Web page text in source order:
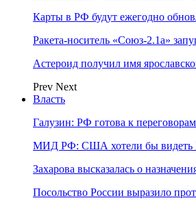
Карты в РФ будут ежегодно
Ракета-носитель «Союз-2.1а»
Астероид получил имя
Prev Next
Власть
Галузин: РФ готова к
МИД РФ: США хотели бы видеть
Захарова высказалась о
Посольство России выразило